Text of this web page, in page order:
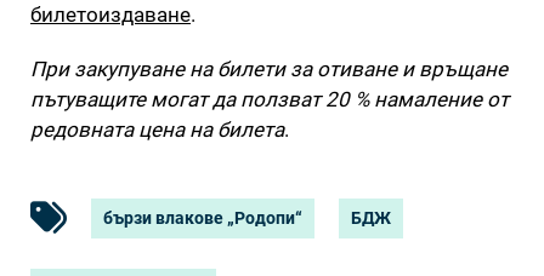
билетоиздаване.
При закупуване на билети за отиване и връщане
пътуващите могат да ползват 20 % намаление от
редовната цена на билета.
бързи влакове „Родопи“ БДЖ